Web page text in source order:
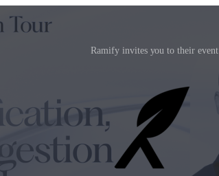
Ramify invites you to their event